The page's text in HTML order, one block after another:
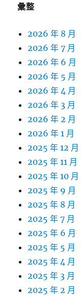
彙整
2026 年 8 月
2026 年 7 月
2026 年 6 月
2026 年 5 月
2026 年 4 月
2026 年 3 月
2026 年 2 月
2026 年 1 月
2025 年 12 月
2025 年 11 月
2025 年 10 月
2025 年 9 月
2025 年 8 月
2025 年 7 月
2025 年 6 月
2025 年 5 月
2025 年 4 月
2025 年 3 月
2025 年 2 月